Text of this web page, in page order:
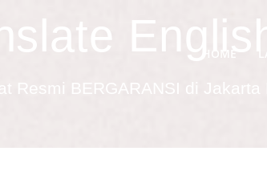
HOME
Resmi BERGARANSI di